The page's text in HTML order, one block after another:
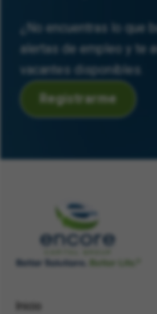
¿No encuentras lo que
alertas de empleo y te
vacantes disponibles.
Registrarme
Inicio